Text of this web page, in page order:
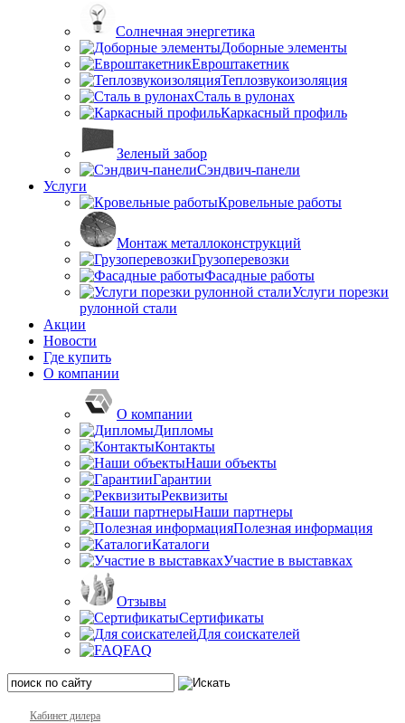
Солнечная энергетика
Доборные элементы
Евроштакетник
Теплозвукоизоляция
Сталь в рулонах
Каркасный профиль
Зеленый забор
Сэндвич-панели
Услуги
Кровельные работы
Монтаж металлоконструкций
Грузоперевозки
Фасадные работы
Услуги порезки
рулонной стали
Акции
Новости
Где купить
О компании
О компании
Дипломы
Контакты
Наши объекты
Гарантии
Реквизиты
Наши партнеры
Полезная информация
Каталоги
Участие в выставках
Отзывы
Сертификаты
Для соискателей
FAQ
Кабинет дилера